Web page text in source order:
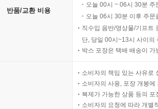
반품/교환 비용
오늘 00시 ~ 06시 30분
오늘 06시 30분 이후 주
직수입 음반/영상물/기프트
단, 당일 00시~13시 사이의
박스 포장은 택배 배송이
소비자의 책임 있는 사유로
소비자의 사용, 포장 개봉
복제가 가능한 상품 등의
소비자의 요청에 따라 개별